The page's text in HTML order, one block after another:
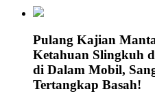
Pulang Kajian
Ketahuan Slingkuh
di Dalam Mobil,
Tertangkap Basah!